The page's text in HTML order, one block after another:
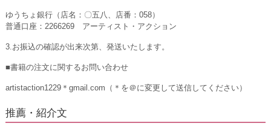
ゆうちょ銀行（店名：〇五八、店番：058）
普通口座： 2266269 アーティスト・アクション
3.お振込の確認が出来次第、発送いたします。
■書籍の注文に関するお問い合わせ
artistaction1229＊gmail.com（＊を＠に変更して送信してください）
推薦・紹介文